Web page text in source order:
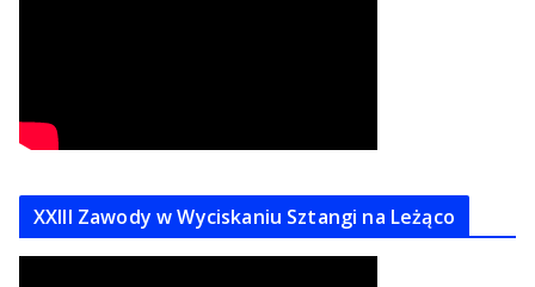
XXIII Zawody w Wyciskaniu Sztangi na Leżąco